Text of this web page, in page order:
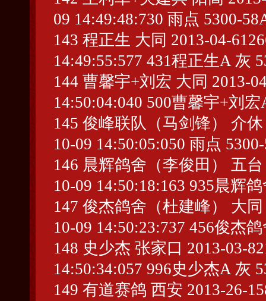
09 14:49:48:730 雨点 5300-
143 程正生 大同 2013-04-
14:49:55:577 431程正生A 灰
144 曹馨宇+刘宏 大同 2013-
14:50:04:040 500曹馨宇+刘
145 俊峰联队（马剑锋） 介休
10-09 14:50:05:050 雨点
146 晨辉鸽舍（李俊田） 五台
10-09 14:50:18:163 935晨辉
147 俊杰鸽舍（杜建峰） 大同
10-09 14:50:23:737 456俊杰
148 史少杰 张家口 2013-03-
14:50:34:057 996史少杰A 灰
149 有道赛鸽 西安 2013-26-